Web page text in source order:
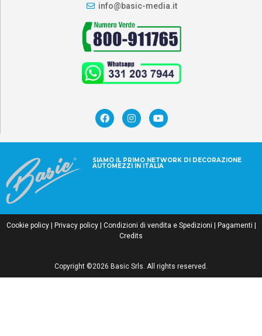
info@basic-media.it
SIAMO IL PRIMO NETWORK DI DECORAZIONE
AUTOMEZZI IN ITALIA
Cookie policy| Privacy policy| Condizioni di vendita e Spedizioni | Pagamenti |
Credits
Copyright ©2026 Basic Srls. All rights reserved.